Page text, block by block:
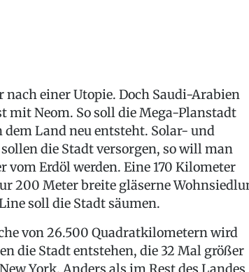
nach einer Utopie. Doch Saudi-Arabien
mit Neom. So soll die Mega-Planstadt
dem Land neu entsteht. Solar- und
die Stadt versorgen, so will man
vom Erdöl werden. Eine 170 Kilometer
200 Meter breite gläserne
soll die Stadt säumen.
von 26.500 Quadratkilometern wird
die Stadt entstehen, die 32 Mal größer